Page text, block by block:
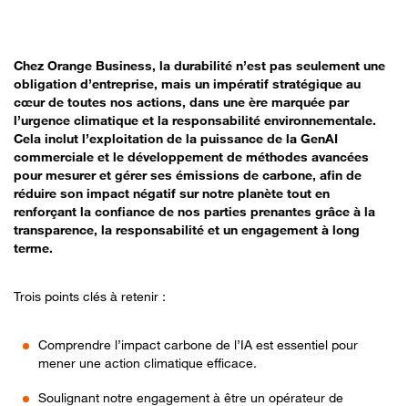
Chez Orange Business, la durabilité n’est pas seulement une
obligation d’entreprise, mais un impératif stratégique au
cœur de toutes nos actions, dans une ère marquée par
l’urgence climatique et la responsabilité environnementale.
Cela inclut l’exploitation de la puissance de la GenAI
commerciale et le développement de méthodes avancées
pour mesurer et gérer ses émissions de carbone, afin de
réduire son impact négatif sur notre planète tout en
renforçant la confiance de nos parties prenantes grâce à la
transparence, la responsabilité et un engagement à long
terme.
Trois points clés à retenir :
Comprendre l’impact carbone de l’IA est essentiel pour
mener une action climatique efficace.
Soulignant notre engagement à être un opérateur de